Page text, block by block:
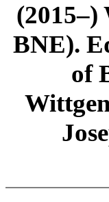
(2015–)
BNE).
of